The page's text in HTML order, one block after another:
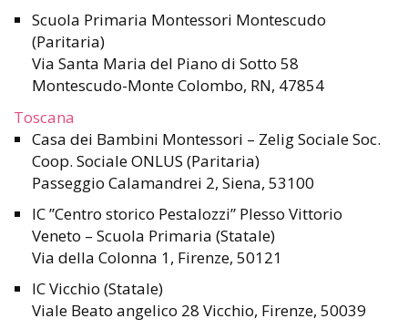
Scuola Primaria Montessori Montescudo
(Paritaria)
Via Santa Maria del Piano di Sotto 58
Montescudo-Monte Colombo, RN, 47854
Toscana
Casa dei Bambini Montessori – Zelig Sociale Soc.
Coop. Sociale ONLUS (Paritaria)
Passeggio Calamandrei 2, Siena, 53100
IC ”Centro storico Pestalozzi” Plesso Vittorio
Veneto – Scuola Primaria (Statale)
Via della Colonna 1, Firenze, 50121
IC Vicchio (Statale)
Viale Beato angelico 28 Vicchio, Firenze, 50039